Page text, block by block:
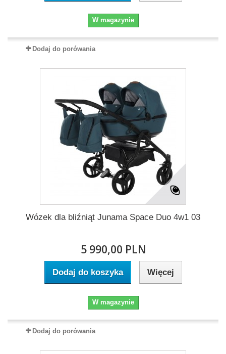
W magazynie
Dodaj do porówania
Wózek dla bliźniąt Junama Space Duo 4w1 03
5 990,00 PLN
Dodaj do koszyka Więcej
W magazynie
Dodaj do porówania